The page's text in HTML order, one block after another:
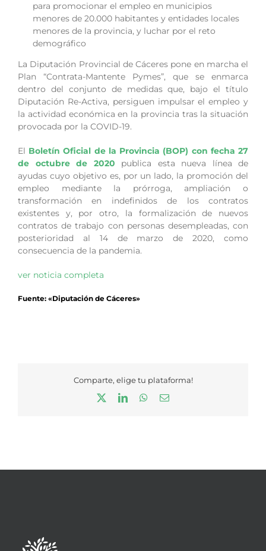
para promocionar el empleo en municipios
menores de 20.000 habitantes y entidades locales
menores de la provincia, y luchar por el reto
demográfico
La Diputación Provincial de Cáceres pone en marcha el
Plan “Contrata-Mantente Pymes”, que se enmarca
dentro del conjunto de medidas que, bajo el título
Diputación Re-Activa, persiguen impulsar el empleo y
la actividad económica en la provincia tras la situación
provocada por la COVID-19.
El Boletín Oficial de la Provincia (BOP) con fecha 27
de octubre de 2020 publica esta nueva línea de
ayudas cuyo objetivo es, por un lado, la promoción del
empleo mediante la prórroga, ampliación o
transformación en indefinidos de los contratos
existentes y, por otro, la formalización de nuevos
contratos de trabajo con personas desempleadas, con
posterioridad al 14 de marzo de 2020, como
consecuencia de la pandemia.
ver noticia completa
Fuente: «Diputación de Cáceres»
Comparte, elige tu plataforma!
LinkedInWhatsApp
Correo